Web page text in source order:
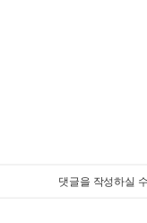
댓글을 작성하실